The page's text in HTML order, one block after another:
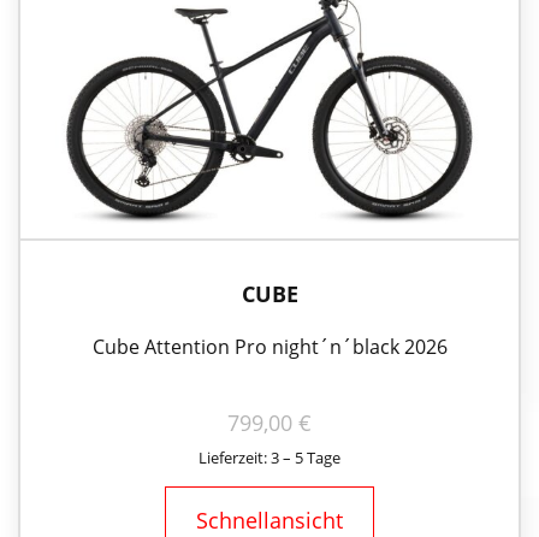
CUBE
Cube Attention Pro night´n´black 2026
799,00 €
Lieferzeit: 3 – 5 Tage
Schnellansicht